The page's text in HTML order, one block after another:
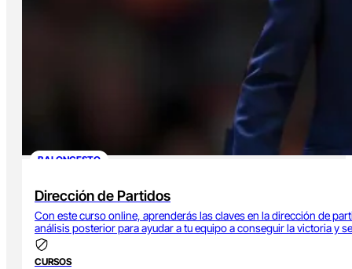
BALONCESTO
Dirección de Partidos
Con este curso online, aprenderás las claves en la dirección de
análisis posterior para ayudar a tu equipo a conseguir la victoria y
CURSOS